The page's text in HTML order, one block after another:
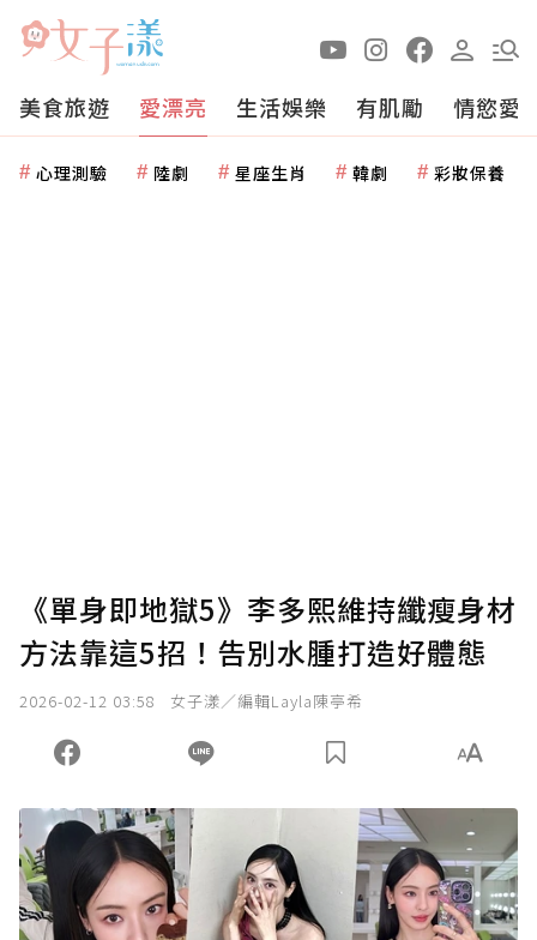
美食旅遊 愛漂亮 生活娛樂 有肌勵 情慾愛
心理測驗 陸劇 星座生肖 韓劇 彩妝保養
《單身即地獄5》李多熙維持纖瘦身材
方法靠這5招！告別水腫打造好體態
2026-02-12 03:58 女子漾／編輯Layla陳亭希